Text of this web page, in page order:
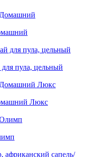
пула, цельный
Люкс